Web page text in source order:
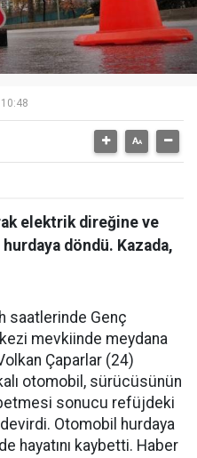
elektrik direğine ve
döndü. Kazada,
saatlerinde Genç
mevkiinde meydana
Çaparlar (24)
otomobil, sürücüsünün
sonucu refüjdeki
Otomobil hurdaya
hayatını kaybetti. Haber